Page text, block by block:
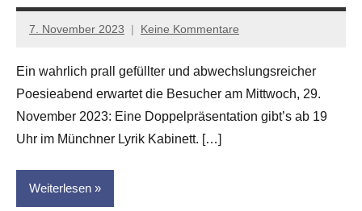
7. November 2023
Jan-
Hornauer
für
dasgedichtblog
Keine Kommentare
Ein wahrlich prall gefüllter und abwechslungsreicher
Poesieabend erwartet die Besucher am Mittwoch, 29.
November 2023: Eine Doppelpräsentation gibt’s ab 19
Uhr im Münchner Lyrik Kabinett. […]
Weiterlesen